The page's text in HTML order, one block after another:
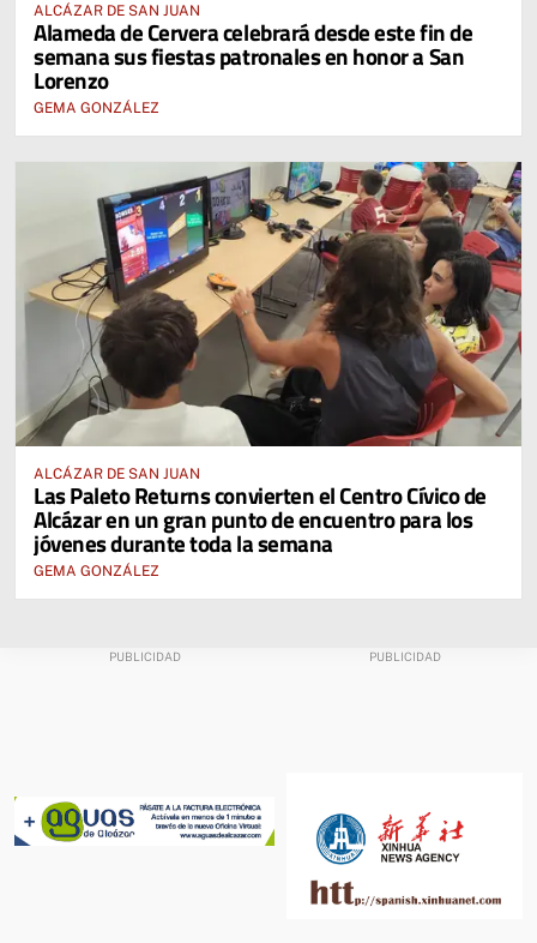
ALCÁZAR DE SAN JUAN
Alameda de Cervera celebrará desde este fin de
semana sus fiestas patronales en honor a San
Lorenzo
GEMA GONZÁLEZ
ALCÁZAR DE SAN JUAN
Las Paleto Returns convierten el Centro Cívico de
Alcázar en un gran punto de encuentro para los
jóvenes durante toda la semana
GEMA GONZÁLEZ